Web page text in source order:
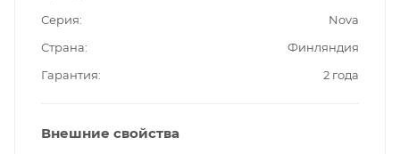
Серия
Nova
Страна
Финляндия
Гарантия
2 года
Внешние свойства